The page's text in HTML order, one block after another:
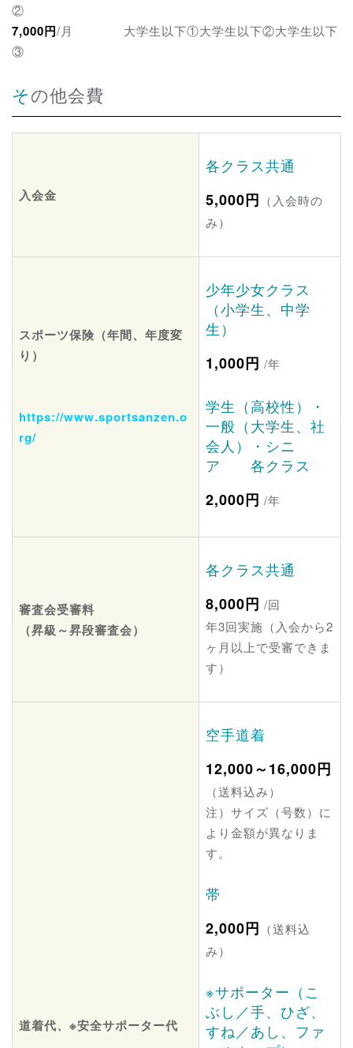
7,000円/月 大学生以下①大学生以下②大学生以下
その他会費
入会金
各クラス共通
5,000円 （入会時の
み）
スポーツ保険（年間、年度変
り）
https://www.sportsanzen.o
rg/
少年少女クラス
（小学生、中学
生）
1,000円 /年
学生（高校性）・
一般（大学生、社
会人）・シニ
ア 各クラス
2,000円 /年
審査会受審料
（昇級～昇段審査会）
各クラス共通
8,000円 /回
年3回実施（入会から2
ヶ月以上で受審できま
す）
道着代、※安全サポーター代
空手道着
12,000～16,000円
（送料込み）
注）サイズ（号数）に
より金額が異なりま
す。
帯
2,000円 （送料込
み）
※サポーター（こ
ぶし／手、ひざ、
すね／あし、ファ